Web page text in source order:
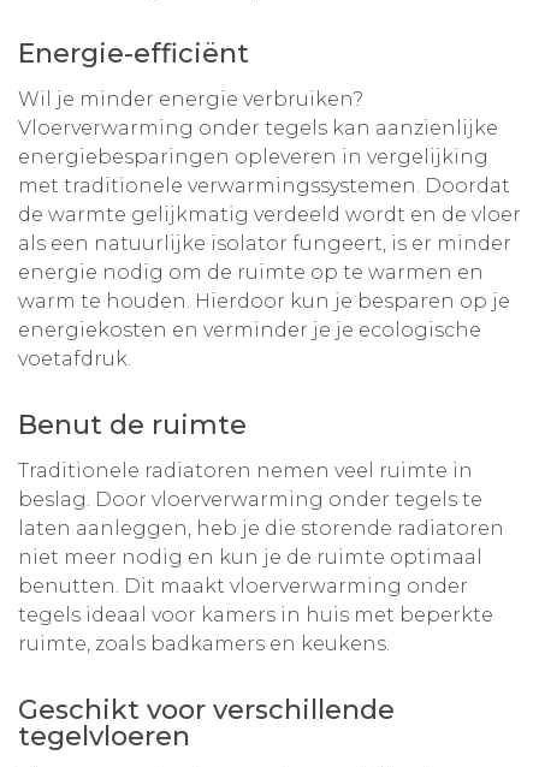
Energie-efficiënt
Wil je minder energie verbruiken?
Vloerverwarming onder tegels kan aanzienlijke
energiebesparingen opleveren in vergelijking
met traditionele verwarmingssystemen. Doordat
de warmte gelijkmatig verdeeld wordt en de vloer
als een natuurlijke isolator fungeert, is er minder
energie nodig om de ruimte op te warmen en
warm te houden. Hierdoor kun je besparen op je
energiekosten en verminder je je ecologische
voetafdruk.
Benut de ruimte
Traditionele radiatoren nemen veel ruimte in
beslag. Door vloerverwarming onder tegels te
laten aanleggen, heb je die storende radiatoren
niet meer nodig en kun je de ruimte optimaal
benutten. Dit maakt vloerverwarming onder
tegels ideaal voor kamers in huis met beperkte
ruimte, zoals badkamers en keukens.
Geschikt voor verschillende
tegelvloeren